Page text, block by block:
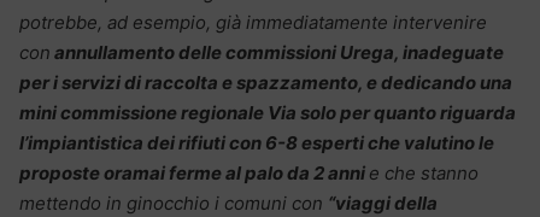
potrebbe, ad esempio, già immediatamente intervenire
con annullamento delle commissioni Urega, inadeguate
per i servizi di raccolta e spazzamento, e dedicando una
mini commissione regionale Via solo per quanto riguarda
l’impiantistica dei rifiuti con 6-8 esperti che valutino le
proposte oramai ferme al palo da 2 anni e che stanno
mettendo in ginocchio i comuni con “viaggi della